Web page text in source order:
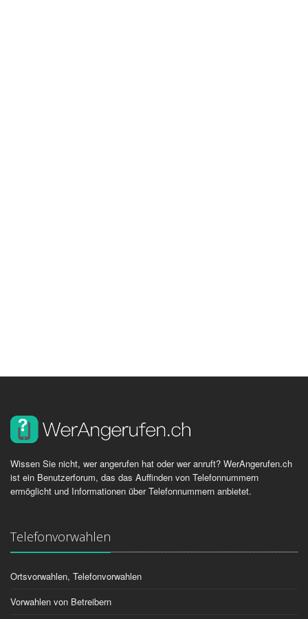
Wissen Sie nicht, wer angerufen hat oder wer anruft? WerAngerufen.ch
ist ein Benutzerforum, das das Auffinden von Telefonnummern
ermöglicht und Informationen über Telefonnummern anbietet.
Telefonvorwahlen
Ortsvorwahlen, Telefonvorwahlen
Vorwahlen von Betreibern